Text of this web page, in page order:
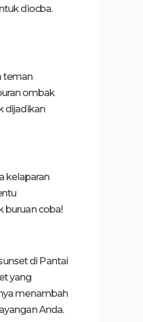
diocba.
teman
ombak
dijadikan
kelaparan
buruan coba!
di Pantai
yang
menambah
Anda.